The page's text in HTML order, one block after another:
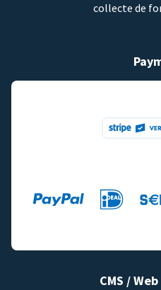
collecte de
CMS /